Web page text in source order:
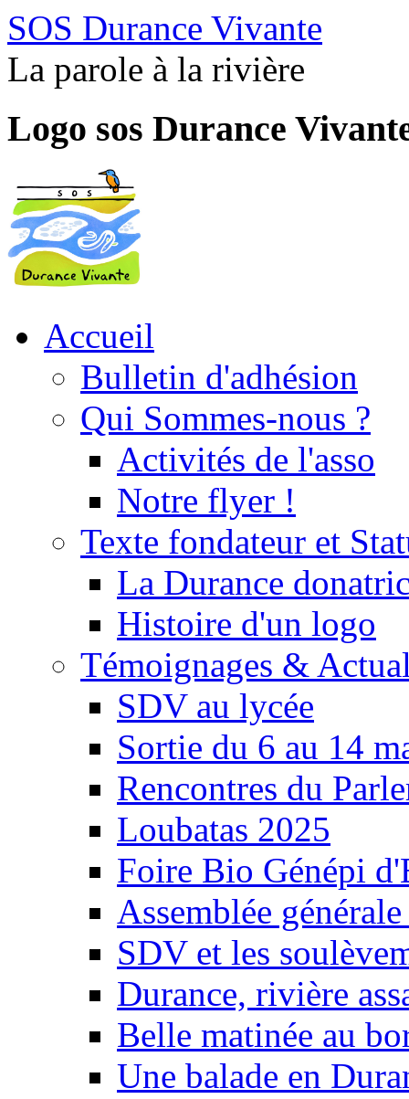
SOS Durance Vivante
La parole à la rivière
Logo sos Durance
Accueil
Bulletin d'adhésion
Qui Sommes-nous ?
Activités de l'asso
Notre flyer !
Texte fondateur et
La Durance
Histoire d'un logo
Témoignages &
SDV au lycée
Sortie du 6 au 14
Rencontres du
Loubatas 2025
Foire Bio Génépi
Assemblée
SDV et les
Durance, rivière
Belle matinée au
Une balade en